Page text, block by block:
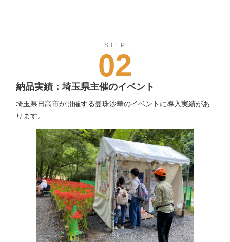
STEP
02
納品実績：埼玉県主催のイベント
埼玉県日高市が開催する曼珠沙華のイベントに導入実績があ
ります。